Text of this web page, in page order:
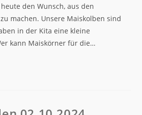
den Wunsch, aus den
machen. Unsere Maiskolben sind
in der Kita eine kleine
kann Maiskörner für die…